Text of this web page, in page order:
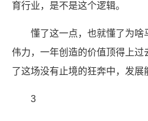
育行业，是不是这个逻辑。
懂了这一点，也就懂了为啥
伟力，一年创造的价值顶得上过
了这场没有止境的狂奔中，发展
3